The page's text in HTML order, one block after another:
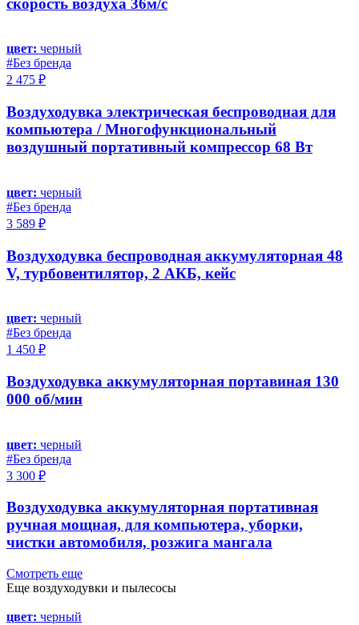
цвет: черный
#Без бренда
2 475 ₽
Воздуходувка электрическая беспроводная для
компьютера / Многофункциональный
воздушный портативный компрессор 68 Вт
цвет: черный
#Без бренда
3 589 ₽
Воздуходувка беспроводная аккумуляторная 48
V, турбовентилятор, 2 АКБ, кейс
цвет: черный
#Без бренда
1 450 ₽
Воздуходувка аккумуляторная портавиная 130
000 об/мин
цвет: черный
#Без бренда
3 300 ₽
Воздуходувка аккумуляторная портативная
ручная мощная, для компьютера, уборки,
чистки автомобиля, розжига мангала
Смотреть еще
Еще воздуходувки и пылесосы
цвет: черный